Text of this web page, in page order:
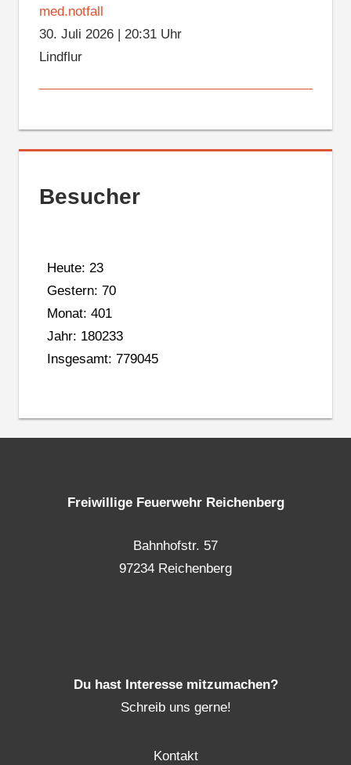
med.notfall
30. Juli 2026| 20:31 Uhr
Lindflur
Besucher
Heute: 23
Gestern: 70
Monat: 401
Jahr: 180233
Insgesamt: 779045
Freiwillige Feuerwehr Reichenberg
Bahnhofstr. 57
97234 Reichenberg
Du hast Interesse mitzumachen?
Schreib uns gerne!
Kontakt